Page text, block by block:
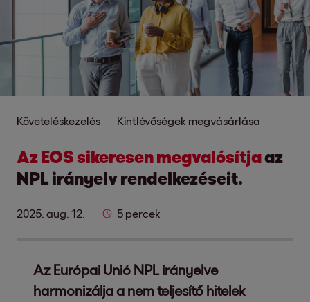
Követeléskezelés Kintlévőségek megvásárlása
Az EOS sikeresen megvalósítjaaz
NPL irányelv rendelkezéseit.
2025. aug. 12. 5 percek
Az Európai Unió NPL irányelve
harmonizálja a nem teljesítő hitelek